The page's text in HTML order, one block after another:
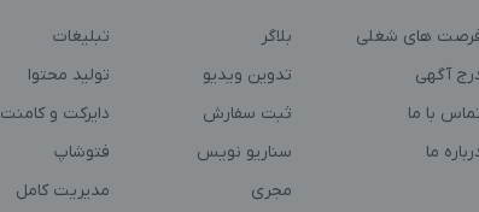
های شغلی
آگهی
با ما
ما
بلاگر
تبلیغات
تدوین ویدیو
تولید محتوا
ثبت سفارش
دایرکت و کامنت
سناریو نویس
فتوشاپ
مجری
مدیریت کامل